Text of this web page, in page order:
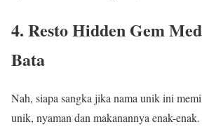
4. Resto Hidden Gem
Bata
Nah, siapa sangka jika nama unik ini
unik, nyaman dan makanannya enak-